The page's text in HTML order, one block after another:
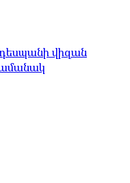
դեսպանի վիզան